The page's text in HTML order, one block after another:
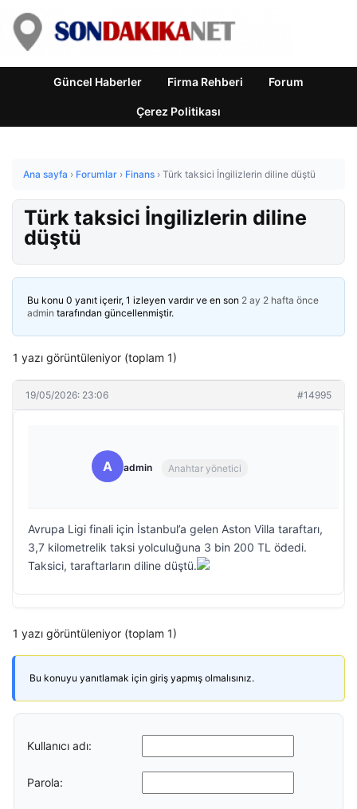
Güncel Haberler Firma Rehberi Forum
Çerez Politikası
Ana sayfa › Forumlar › Finans › Türk taksici İngilizlerin diline düştü
Türk taksici İngilizlerin diline
düştü
Bu konu 0 yanıt içerir, 1 izleyen vardır ve en son 2 ay 2 hafta önce
admin tarafından güncellenmiştir.
1 yazı görüntüleniyor (toplam 1)
19/05/2026: 23:06 #14995
A admin Anahtar yönetici
Avrupa Ligi finali için İstanbul’a gelen Aston Villa taraftarı,
3,7 kilometrelik taksi yolculuğuna 3 bin 200 TL ödedi.
Taksici, taraftarların diline düştü.
1 yazı görüntüleniyor (toplam 1)
Bu konuyu yanıtlamak için giriş yapmış olmalısınız.
Kullanıcı adı:
Parola: